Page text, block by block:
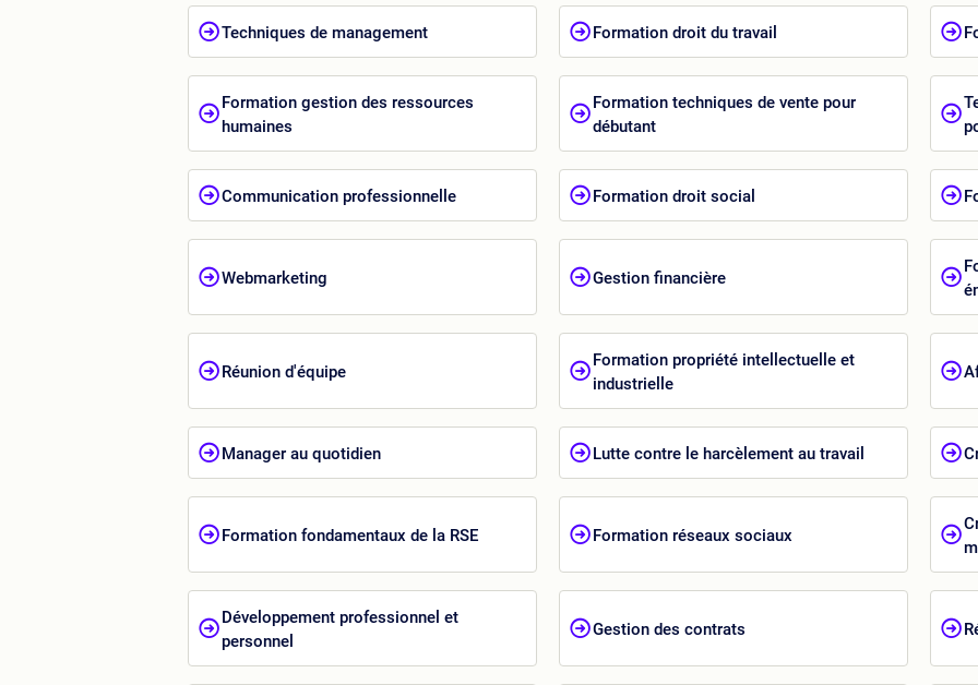
Techniques de management Formation droit du travail
Formation gestion des ressources
humaines
Formation techniques de vente pour
débutant
Communication professionnelle Formation droit social
Webmarketing Gestion financière
Réunion d'équipe
Formation propriété intellectuelle et
industrielle
Manager au quotidien Lutte contre le harcèlement au travail
Formation fondamentaux de la RSE Formation réseaux sociaux
Développement professionnel et
personnel
Gestion des contrats